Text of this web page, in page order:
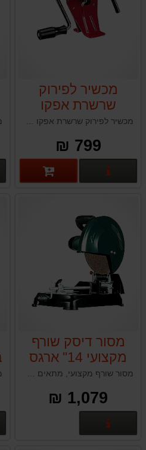
מכשיר לפירוק
שרשרת אפקו
EFCO
מכשיר לפירוק שרשרת אפקו EFCO תוצרת איטליה
799 ₪
פרטים נוספים
מסור דיסק שורף
מקצועי 14'' ארגס
ARGES A1305מסור שורף מקצועי, מתאים לחיתוך מתכת, צינורות ופרופילי פלדה בסל״ד גבוהה לחיתוכים נקיים
1,079 ₪